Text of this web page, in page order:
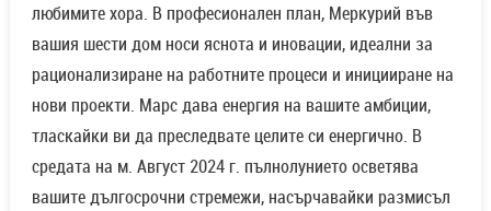
любимите хора. В професионален план, Меркурий във
вашия шести дом носи яснота и иновации, идеални за
рационализиране на работните процеси и иницииране на
нови проекти. Марс дава енергия на вашите амбиции,
тласкайки ви да преследвате целите си енергично. В
средата на м. Август 2024 г. пълнолунието осветява
вашите дългосрочни стремежи, насърчавайки размисъл